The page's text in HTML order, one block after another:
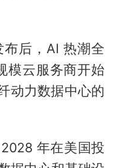
后，AI 热潮全
模云服务商开始
动力数据中心的
年在美国投